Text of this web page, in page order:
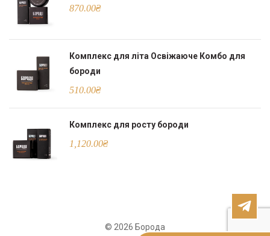
870.00₴
Комплекс для літа Освіжаюче Комбо для
бороди
510.00₴
Комплекс для росту бороди
1,120.00₴
© 2026 Борода